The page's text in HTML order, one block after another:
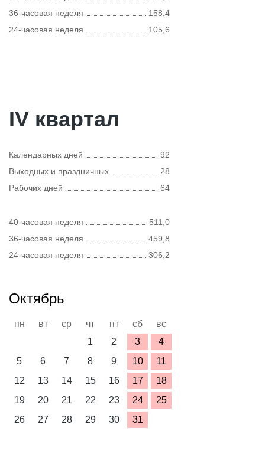
36-часовая неделя
158,4
24-часовая неделя
105,6
IV квартал
Календарных дней
92
Выходных и праздничных
28
Рабочих дней
64
40-часовая неделя
511,0
36-часовая неделя
459,8
24-часовая неделя
306,2
Октябрь
пн вт ср чт пт сб
вс
1
2 3
4
5
6 7 8 9 10
11
12
13 14 15 16 17
18
19
20 21 22 23 24
25
26
27 28 29 30 31